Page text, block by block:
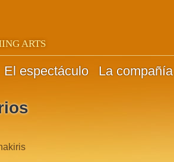
ARTS
El espectáculo La compañía